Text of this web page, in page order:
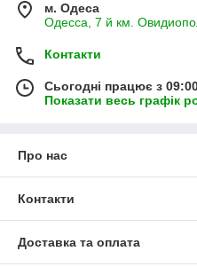
м. Одеса
Одесса, 7 й км.
Контакти
Сьогодні працює з
Показати весь графік
Про нас
Контакти
Доставка та оплата